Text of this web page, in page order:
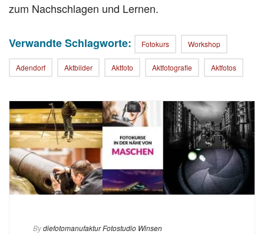
zum Nachschlagen und Lernen.
Verwandte Schlagworte: Fotokurs Workshop
Adendorf Aktbilder Aktfoto Aktfotografie Aktfotos
Bydiefotomanufaktur Fotostudio Winsen